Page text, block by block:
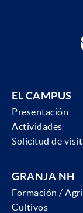
EL CAMPUS
Presentación
Actividades
Solicitud de
GRANJA NH
Formación /
Cultivos